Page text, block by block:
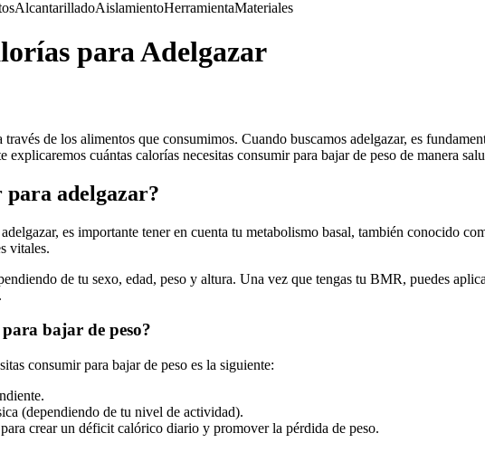
AlcantarilladoAislamientoHerramientaMateriales
para Adelgazar
de los alimentos que consumimos. Cuando buscamos adelgazar, es
cuántas calorías necesitas consumir para bajar de peso de manera
para adelgazar?
es importante tener en cuenta tu metabolismo basal, también conocido
vitales.
de tu sexo, edad, peso y altura. Una vez que tengas tu BMR, puedes
bajar de peso?
consumir para bajar de peso es la siguiente:
(dependiendo de tu nivel de actividad).
crear un déficit calórico diario y promover la pérdida de peso.